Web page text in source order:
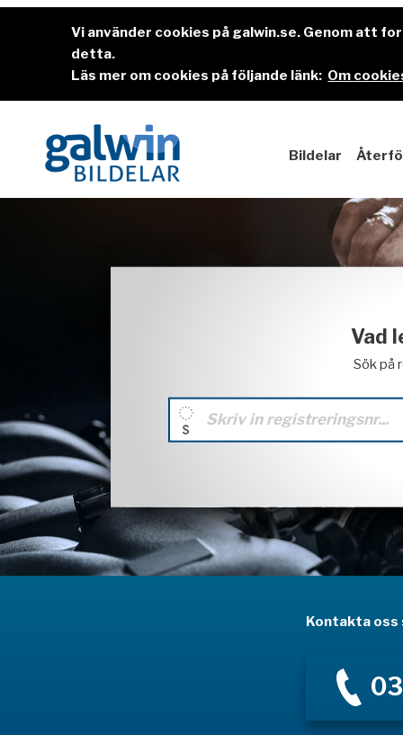
Vi använder cookies på galwin.se. Genom att
detta.
Läs mer om cookies på följande länk: Om
Bildelar
Vad
Sök på
Kontakta oss